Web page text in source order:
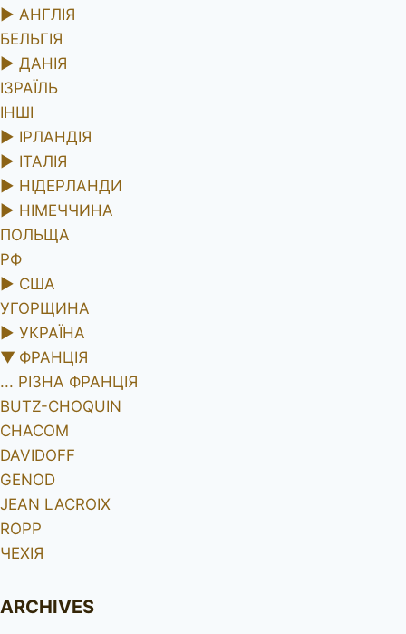
► АНГЛІЯ
БЕЛЬГІЯ
► ДАНІЯ
ІЗРАЇЛЬ
ІНШІ
► ІРЛАНДІЯ
► ІТАЛІЯ
► НІДЕРЛАНДИ
► НІМЕЧЧИНА
ПОЛЬЩА
РФ
► США
УГОРЩИНА
► УКРАЇНА
▼ ФРАНЦІЯ
... РІЗНА ФРАНЦІЯ
BUTZ-CHOQUIN
CHACOM
DAVIDOFF
GENOD
JEAN LACROIX
ROPP
ЧЕХІЯ
ARCHIVES